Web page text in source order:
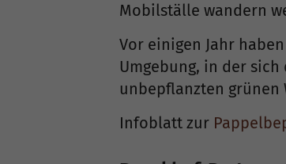
Mobilställe wandern
Vor einigen Jahr
Umgebung, in der
unbepflanzten grünen
Infoblatt zur